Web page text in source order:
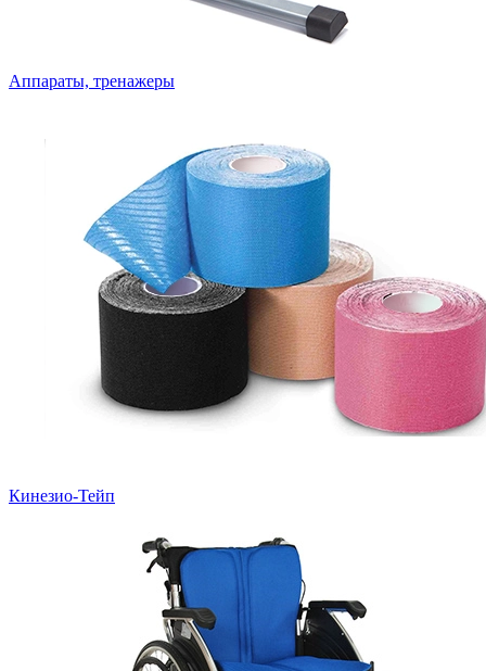
Аппараты, тренажеры
Кинезио-Тейп